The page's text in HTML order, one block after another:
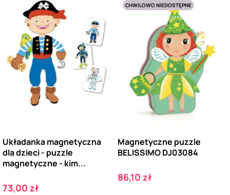
Układanka magnetyczna
dla dzieci - puzzle
magnetyczne - kim...
Cena
73,00 zł
CHWILOWO NIEDOSTĘPNE
Magnetyczne puzzle
BELISSIMO DJ03084
Cena
86,10 zł